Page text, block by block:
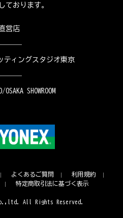
ております。
営店
ティングスタジオ東京
OSAKA SHOWROOM
よくあるご質問
利用規約
特定商取引法に基づく表示
All Rights Reserved.